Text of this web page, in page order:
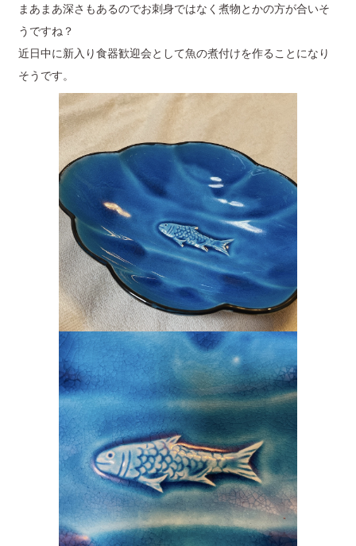
まあまあ深さもあるのでお刺身ではなく煮物とかの方が合いそ
うですね？
近日中に新入り食器歓迎会として魚の煮付けを作ることになり
そうです。